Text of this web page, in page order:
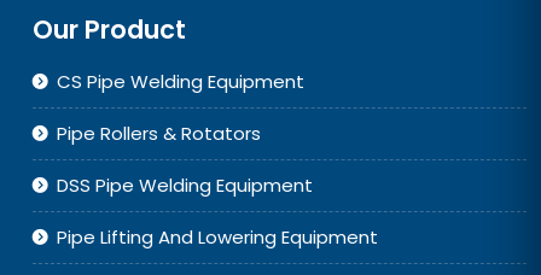
Our Product
CS Pipe Welding Equipment
Pipe Rollers & Rotators
DSS Pipe Welding Equipment
Pipe Lifting And Lowering Equipment